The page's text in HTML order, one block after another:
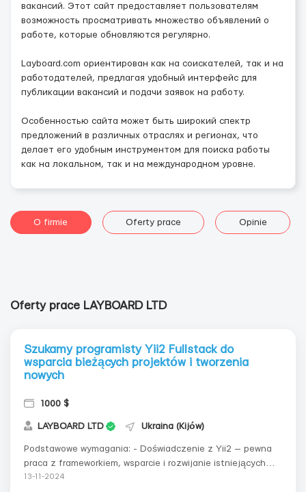
вакансий. Этот сайт предоставляет пользователям
возможность просматривать множество объявлений о
работе, которые обновляются регулярно.
Layboard.com ориентирован как на соискателей, так и на
работодателей, предлагая удобный интерфейс для
публикации вакансий и подачи заявок на работу.
Особенностью сайта может быть широкий спектр
предложений в различных отраслях и регионах, что
делает его удобным инструментом для поиска работы
как на локальном, так и на международном уровне.
O firmie Oferty prace Opinie
Oferty prace LAYBOARD LTD
Szukamy programisty Yii2 Fullstack do
wsparcia bieżących projektów i tworzenia
nowych
1000 $
LAYBOARD LTD Ukraina (Kijów)
Podstawowe wymagania: - Doświadczenie z Yii2 — pewna
praca z frameworkiem, wsparcie i rozwijanie istniejących
projektów. - Umiejętność tworzenia stron — wysoki poziom
13-11-2024